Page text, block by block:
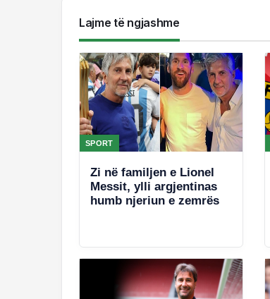
Lajme të ngjashme
SPORT
Zi në familjen e Lionel
Messit, ylli argjentinas
humb njeriun e zemrës